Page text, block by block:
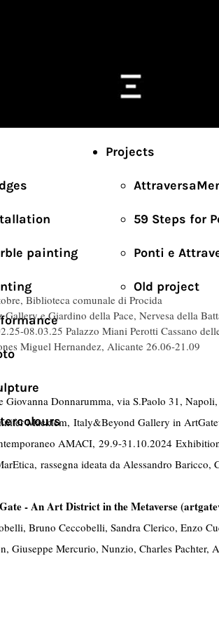
painting
Projects
59 Steps for
Ponti e
Old project
Biblioteca comunale di Procida
Gallery e Giardino della Pace, Nervesa della
08.03.25 Palazzo Miani Perotti Cassano
Miguel Hernandez, Alicante 26.06-21.09
Giovanna Donnarumma, via S.Paolo 31,
Macklem, Italy&Beyond Gallery in
AMACI, 29.9-31.10.2024
rassegna ideata da Alessandro Baricco,
- An Art District in the Metaverse
Bruno Ceccobelli, Sandra Clerico, Enzo
Giuseppe Mercurio, Nunzio, Charles Pachter,